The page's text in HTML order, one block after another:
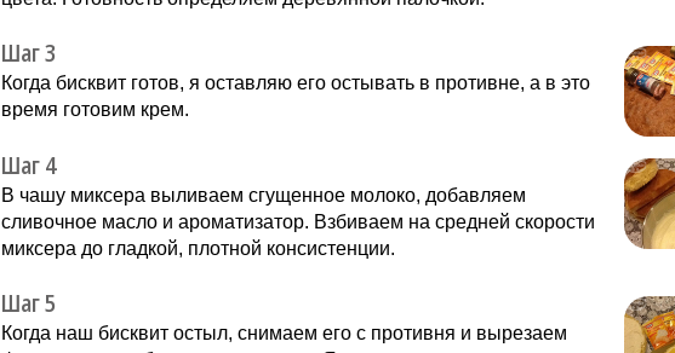
Шаг 3
Когда бисквит готов, я оставляю его остывать в противне, а в это
время готовим крем.
Шаг 4
В чашу миксера выливаем сгущенное молоко, добавляем
сливочное масло и ароматизатор. Взбиваем на средней скорости
миксера до гладкой, плотной консистенции.
Шаг 5
Когда наш бисквит остыл, снимаем его с противня и вырезаем